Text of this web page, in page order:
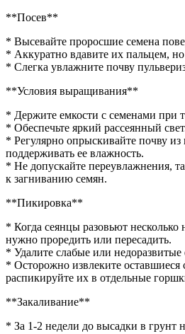
**Посев**
* Высевайте проросшие семена
* Аккуратно вдавите их пальцем,
* Слегка увлажните почву
**Условия выращивания**
* Держите емкости с семенами при
* Обеспечьте яркий рассеянный
* Регулярно опрыскивайте почву из
поддерживать ее влажность.
* Не допускайте переувлажнения,
к загниванию семян.
**Пикировка**
* Когда сеянцы разовьют несколько
нужно проредить или пересадить.
* Удалите слабые или недоразвитые
* Осторожно извлеките
распикируйте их в отдельные
**Закаливание**
* За 1-2 недели до высадки в грунт